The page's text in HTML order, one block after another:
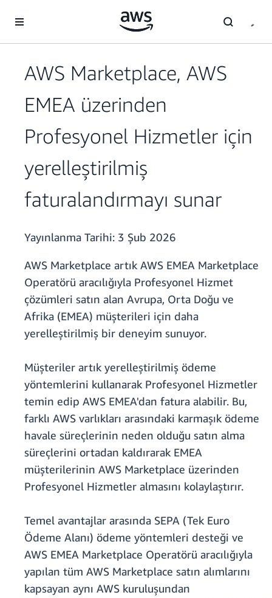
AWS Marketplace, AWS
EMEA üzerinden
Profesyonel Hizmetler için
yerelleştirilmiş
faturalandırmayı sunar
Yayınlanma Tarihi: 3 Şub 2026
AWS Marketplace artık AWS EMEA Marketplace
Operatörü aracılığıyla Profesyonel Hizmet
çözümleri satın alan Avrupa, Orta Doğu ve
Afrika (EMEA) müşterileri için daha
yerelleştirilmiş bir deneyim sunuyor.
Müşteriler artık yerelleştirilmiş ödeme
yöntemlerini kullanarak Profesyonel Hizmetler
temin edip AWS EMEA'dan fatura alabilir. Bu,
farklı AWS varlıkları arasındaki karmaşık ödeme
havale süreçlerinin neden olduğu satın alma
süreçlerini ortadan kaldırarak EMEA
müşterilerinin AWS Marketplace üzerinden
Profesyonel Hizmetler almasını kolaylaştırır.
Temel avantajlar arasında SEPA (Tek Euro
Ödeme Alanı) ödeme yöntemleri desteği ve
AWS EMEA Marketplace Operatörü aracılığıyla
yapılan tüm AWS Marketplace satın alımlarını
kapsayan aynı AWS kuruluşundan